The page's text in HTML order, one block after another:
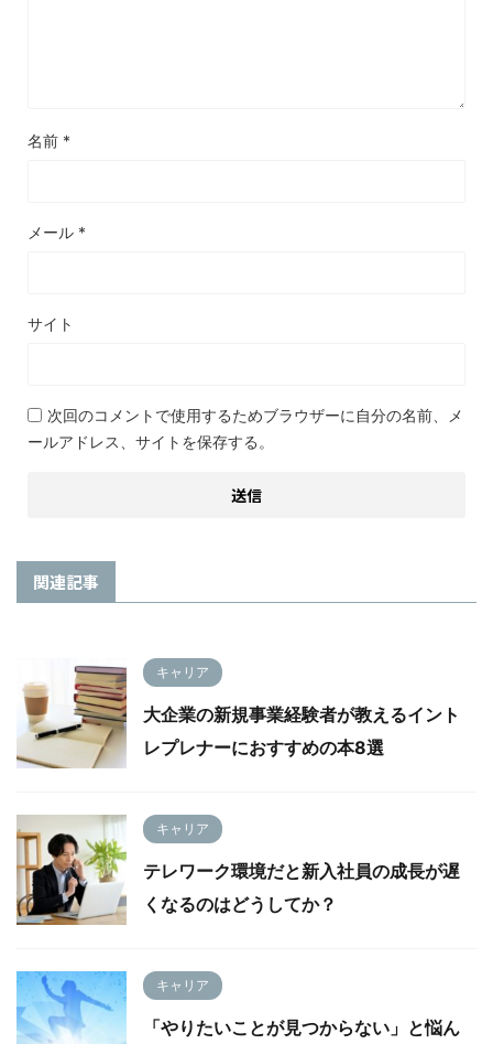
名前 *
メール *
サイト
次回のコメントで使用するためブラウザーに自分の名前、メ
ールアドレス、サイトを保存する。
関連記事
キャリア
大企業の新規事業経験者が教えるイント
レプレナーにおすすめの本8選
キャリア
テレワーク環境だと新入社員の成長が遅
くなるのはどうしてか？
キャリア
「やりたいことが見つからない」と悩ん